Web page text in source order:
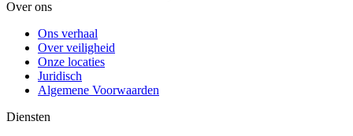
Over ons
Ons verhaal
Over veiligheid
Onze locaties
Juridisch
Algemene Voorwaarden
Diensten